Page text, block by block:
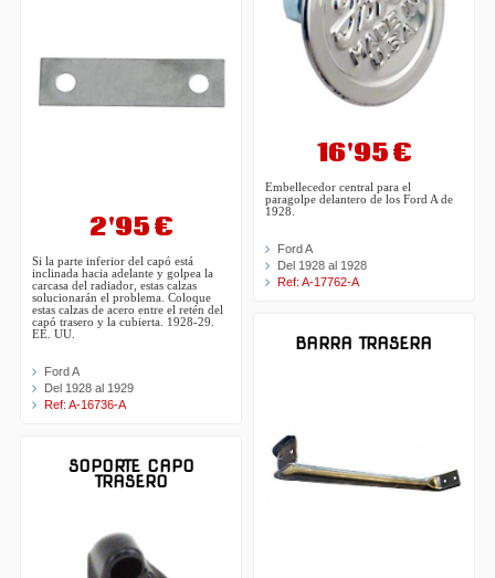
2'95 €
Si la parte inferior del capó está
inclinada hacia adelante y golpea la
carcasa del radiador, estas calzas
solucionarán el problema. Coloque
estas calzas de acero entre el retén del
capó trasero y la cubierta. 1928-29.
EE. UU.
Ford A
Del 1928 al 1929
Ref: A-16736-A
SOPORTE CAPO
TRASERO
16'95 €
Embellecedor central para el
paragolpe delantero de los Ford A de
1928.
Ford A
Del 1928 al 1928
Ref: A-17762-A
BARRA TRASERA